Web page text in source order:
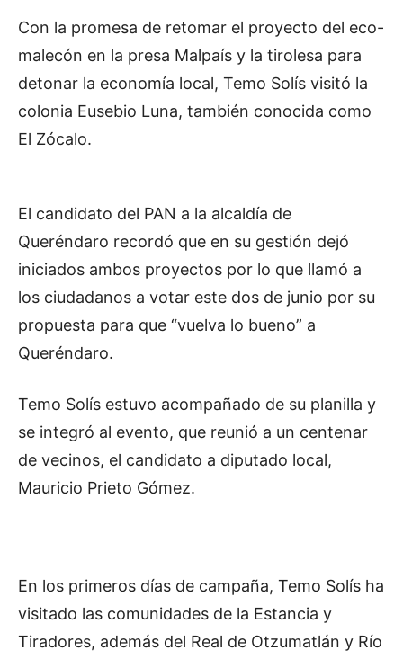
Con la promesa de retomar el proyecto del eco-
malecón en la presa Malpaís y la tirolesa para
detonar la economía local, Temo Solís visitó la
colonia Eusebio Luna, también conocida como
El Zócalo.
El candidato del PAN a la alcaldía de
Queréndaro recordó que en su gestión dejó
iniciados ambos proyectos por lo que llamó a
los ciudadanos a votar este dos de junio por su
propuesta para que “vuelva lo bueno” a
Queréndaro.
Temo Solís estuvo acompañado de su planilla y
se integró al evento, que reunió a un centenar
de vecinos, el candidato a diputado local,
Mauricio Prieto Gómez.
En los primeros días de campaña, Temo Solís ha
visitado las comunidades de la Estancia y
Tiradores, además del Real de Otzumatlán y Río